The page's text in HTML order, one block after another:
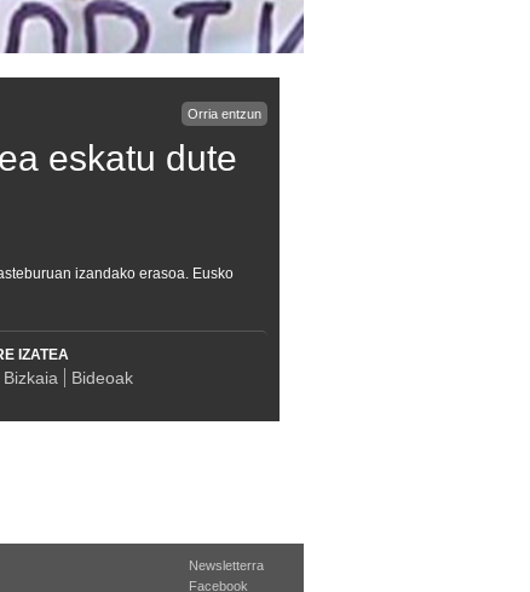
Orria entzun
eskatu dute
izandako erasoa. Eusko
IZATEA
Bizkaia Bideoak
Newsletterra
Facebook